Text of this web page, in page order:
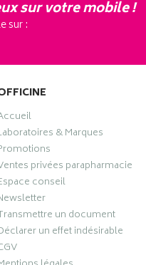
sur votre mobile !
sur :
& Marques
privées parapharmacie
conseil
un document
un effet indésirable